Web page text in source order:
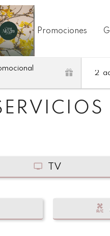
Promociones
2
TV